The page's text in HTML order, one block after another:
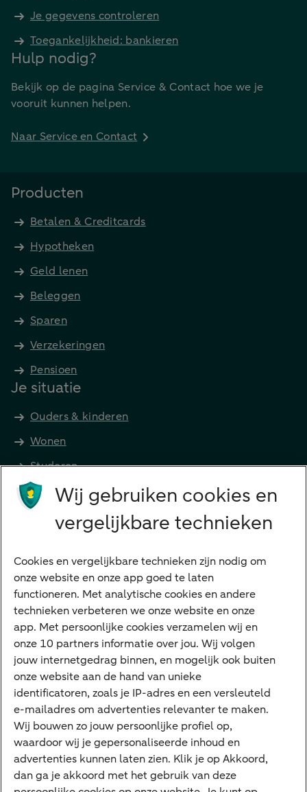
Je gegevens controleren
Toegankelijkheid: bankieren
Hulp nodig?
Bekijk op de pagina Service & Contact hoe we je
vooruit kunnen helpen.
Naar Service en Contact
Producten
Betalen & Creditcards
Hypotheken
Geld lenen
Beleggen
Sparen
Verzekeringen
Pensioen
Je situatie
Ouders & kinderen
Wonen
Studeren
Preferred Banking
Digitale diensten
Internet Bankieren
ABN AMRO app
Tikkie
Apple Pay
Google Pay
Veilig bankieren
Meest gezocht
Hypotheek berekenen
E.dentifier
Wij gebruiken cookies en
vergelijkbare technieken
Cookies en vergelijkbare technieken zijn nodig om
onze website en onze app goed te laten
functioneren. Met analytische cookies en andere
technieken verbeteren we onze website en onze
app. Met persoonlijke cookies verzamelen wij en
onze 10 partners informatie over jou. Wij volgen
jouw internetgedrag binnen, en mogelijk ook buiten
onze website aan de hand van unieke
identificatoren, zoals je IP-adres en een versleuteld
e-mailadres om advertenties relevanter te maken.
Wij bouwen zo jouw persoonlijke profiel op,
waardoor wij je gepersonaliseerde inhoud en
advertenties kunnen laten zien. Klik je op Akkoord,
dan ga je akkoord met het gebruik van deze